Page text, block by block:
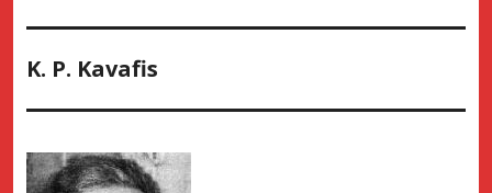
K. P. Kavafis